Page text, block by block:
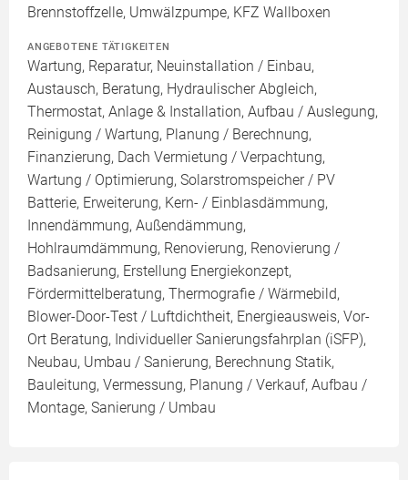
Brennstoffzelle, Umwälzpumpe, KFZ Wallboxen
ANGEBOTENE TÄTIGKEITEN
Wartung, Reparatur, Neuinstallation / Einbau,
Austausch, Beratung, Hydraulischer Abgleich,
Thermostat, Anlage & Installation, Aufbau / Auslegung,
Reinigung / Wartung, Planung / Berechnung,
Finanzierung, Dach Vermietung / Verpachtung,
Wartung / Optimierung, Solarstromspeicher / PV
Batterie, Erweiterung, Kern- / Einblasdämmung,
Innendämmung, Außendämmung,
Hohlraumdämmung, Renovierung, Renovierung /
Badsanierung, Erstellung Energiekonzept,
Fördermittelberatung, Thermografie / Wärmebild,
Blower-Door-Test / Luftdichtheit, Energieausweis, Vor-
Ort Beratung, Individueller Sanierungsfahrplan (iSFP),
Neubau, Umbau / Sanierung, Berechnung Statik,
Bauleitung, Vermessung, Planung / Verkauf, Aufbau /
Montage, Sanierung / Umbau